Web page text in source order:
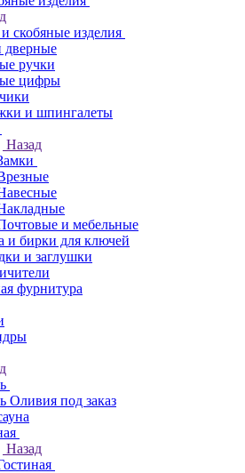
скобяные изделия
дверные
ручки
цифры
и шпингалеты
Назад
и мебельные
и бирки для ключей
и заглушки
фурнитура
Оливия под заказ
Назад